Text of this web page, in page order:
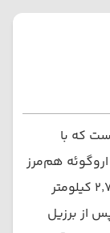
که با
اروگوئه هم‌مرز
است. این کشور با مساحت بیش از ۲٬۷۸۰٬۰۰۰ کیلومتر
از برزیل